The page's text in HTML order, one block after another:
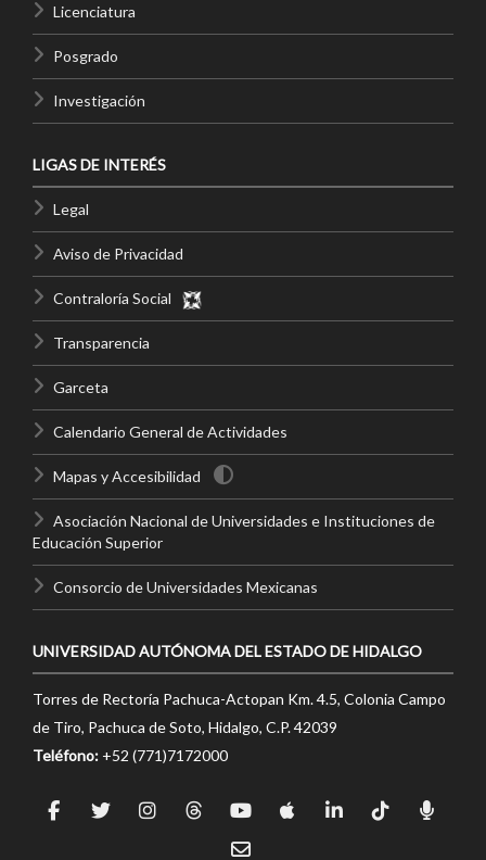
Licenciatura
Posgrado
Investigación
LIGAS DE INTERÉS
Legal
Aviso de Privacidad
Contraloría Social
Transparencia
Garceta
Calendario General de Actividades
Mapas y Accesibilidad
Asociación Nacional de Universidades e Instituciones de
Educación Superior
Consorcio de Universidades Mexicanas
UNIVERSIDAD AUTÓNOMA DEL ESTADO DE HIDALGO
Torres de Rectoría Pachuca-Actopan Km. 4.5, Colonia Campo
de Tiro, Pachuca de Soto, Hidalgo, C.P. 42039
Teléfono: +52 (771)7172000